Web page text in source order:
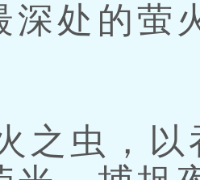
深处的萤
虫，以